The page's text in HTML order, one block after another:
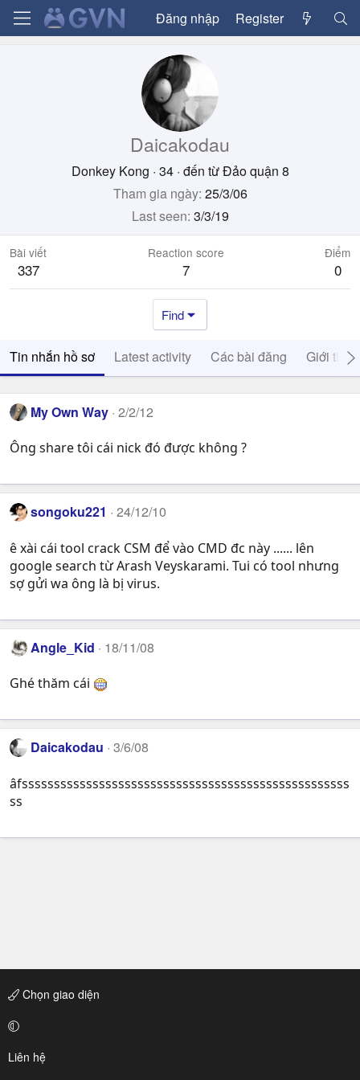
Đăng nhập Register
Daicakodau
Donkey Kong · 34 · đến từĐảo quận 8
Tham gia ngày 25/3/06
Last seen 3/3/19
Bài viết
337
Reaction score
7
Điểm
0
Find
Tin nhắn hồ sơ Latest activity Các bài đăng Giới thiệu
My Own Way 2/2/12
Ông share tôi cái nick đó được không ?
songoku221 24/12/10
ê xài cái tool crack CSM để vào CMD đc này ...... lên
google search từ Arash Veyskarami. Tui có tool nhưng
sợ gửi wa ông là bị virus.
Angle_Kid 18/11/08
Ghé thăm cái
Daicakodau 3/6/08
âfsssssssssssssssssssssssssssssssssssssssssssssssssss
ss
Chọn giao diện
Liên hệ